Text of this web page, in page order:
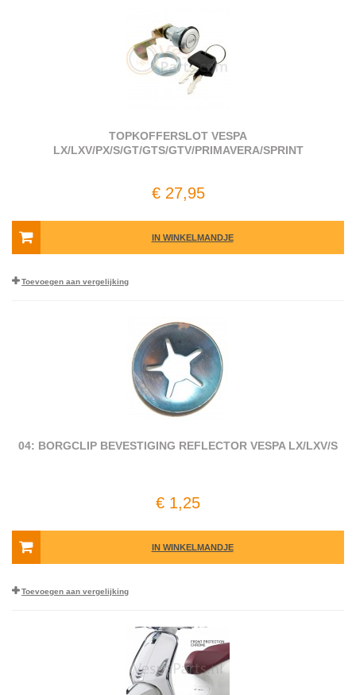
TOPKOFFERSLOT VESPA
LX/LXV/PX/S/GT/GTS/GTV/PRIMAVERA/SPRINT
€ 27,95
IN WINKELMANDJE
Toevoegen aan vergelijking
04: BORGCLIP BEVESTIGING REFLECTOR VESPA LX/LXV/S
€ 1,25
IN WINKELMANDJE
Toevoegen aan vergelijking